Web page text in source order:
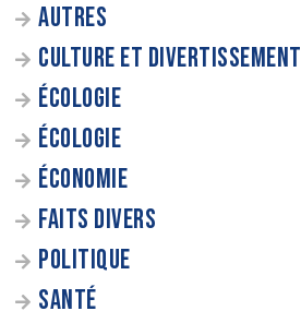
AUTRES
CULTURE ET DIVERTISSEMENT
ÉCOLOGIE
ÉCOLOGIE
ÉCONOMIE
FAITS DIVERS
POLITIQUE
SANTÉ